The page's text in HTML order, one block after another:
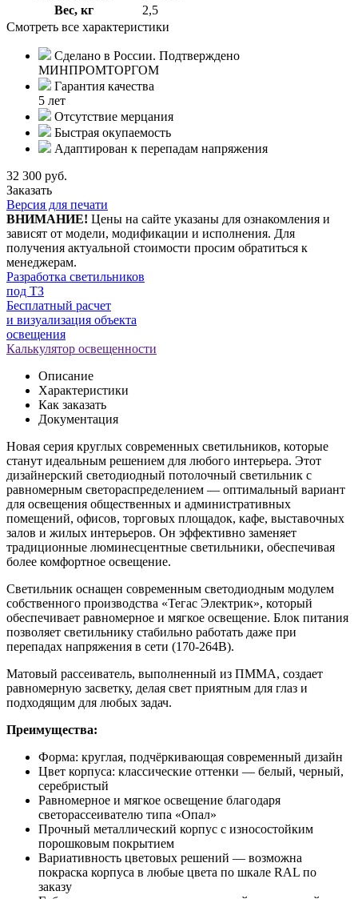
Вес, кг
2,5
Смотреть все характеристики
Сделано в России. Подтверждено
МИНПРОМТОРГОМ
Гарантия качества
5 лет
Отсутствие мерцания
Быстрая окупаемость
Адаптирован к перепадам напряжения
32 300 руб.
Заказать
Версия для печати
ВНИМАНИЕ! Цены на сайте указаны для ознакомления и
зависят от модели, модификации и исполнения. Для
получения актуальной стоимости просим обратиться к
менеджерам.
Разработка светильников
под ТЗ
Бесплатный расчет
и визуализация объекта
освещения
Калькулятор освещенности
Описание
Характеристики
Как заказать
Документация
Новая серия круглых современных светильников, которые
станут идеальным решением для любого интерьера. Этот
дизайнерский светодиодный потолочный светильник с
равномерным светораспределением — оптимальный вариант
для освещения общественных и административных
помещений, офисов, торговых площадок, кафе, выставочных
залов и жилых интерьеров. Он эффективно заменяет
традиционные люминесцентные светильники, обеспечивая
более комфортное освещение.
Светильник оснащен современным светодиодным модулем
собственного производства «Тегас Электрик», который
обеспечивает равномерное и мягкое освещение. Блок питания
позволяет светильнику стабильно работать даже при
перепадах напряжения в сети (170-264В).
Матовый рассеиватель, выполненный из ПММА, создает
равномерную засветку, делая свет приятным для глаз и
подходящим для любых задач.
Преимущества:
Форма: круглая, подчёркивающая современный дизайн
Цвет корпуса: классические оттенки — белый, черный,
серебристый
Равномерное и мягкое освещение благодаря
светорассеивателю типа «Опал»
Прочный металлический корпус с износостойким
порошковым покрытием
Вариативность цветовых решений — возможна
покраска корпуса в любые цвета по шкале RAL по
заказу